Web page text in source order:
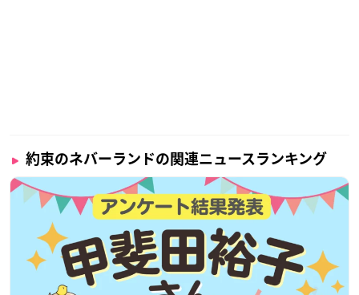
約束のネバーランドの関連ニュースランキング